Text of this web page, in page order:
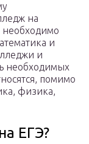
на
необходимо
и
и
необходимых
помимо
физика,
ЕГЭ?